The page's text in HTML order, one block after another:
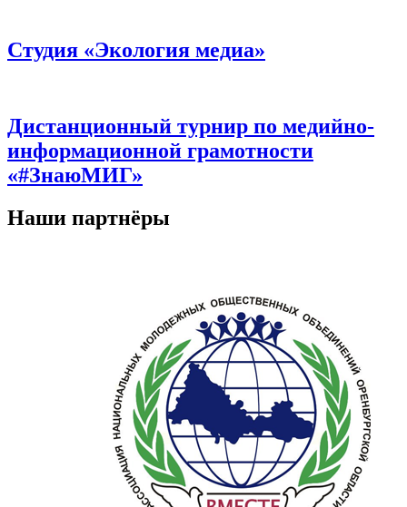
Студия «Экология медиа»
Дистанционный турнир по медийно-
информационной грамотности
«#ЗнаюМИГ»
Наши партнёры